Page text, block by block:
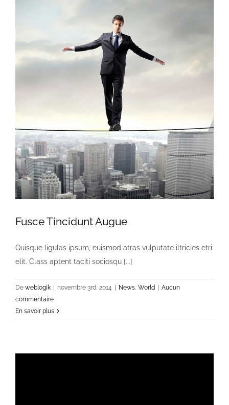
Fusce Tincidunt Augue
Quisque ligulas ipsum, euismod atras vulputate iltricies etri
elit. Class aptent taciti sociosqu [...]
De weblogik novembre 3rd, 2014 News, World
Aucun
commentaire
En savoir plus